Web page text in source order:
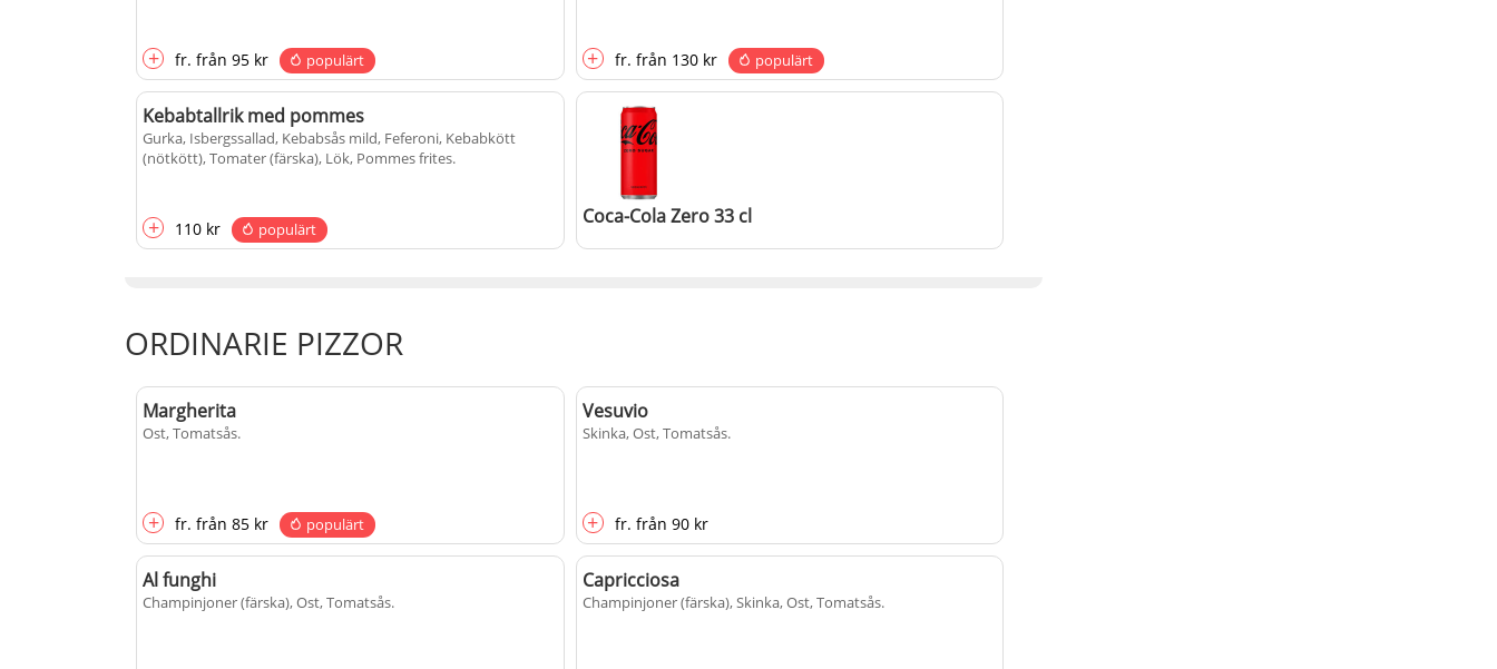
+ fr. från 95 kr populärt + fr. från 130 kr populärt
Kebabtallrik med pommes
Gurka, Isbergssallad, Kebabsås mild, Feferoni, Kebabkött
(nötkött), Tomater (färska), Lök, Pommes frites.
+ 110 kr populärt
Coca-Cola Zero 33 cl
ORDINARIE PIZZOR
Margherita
Ost, Tomatsås.
+ fr. från 85 kr populärt
Vesuvio
Skinka, Ost, Tomatsås.
+ fr. från 90 kr
Al funghi
Champinjoner (färska), Ost, Tomatsås.
Capricciosa
Champinjoner (färska), Skinka, Ost, Tomatsås.